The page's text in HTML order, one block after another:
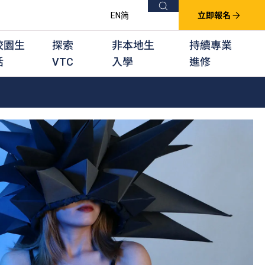
EN简 搜尋 立即報名
課程
學習課程
培訓計劃
專業課程
考試及認可
及其他訓練計劃
園生
探索
VTC
非本地生
入學
持續專業
進修